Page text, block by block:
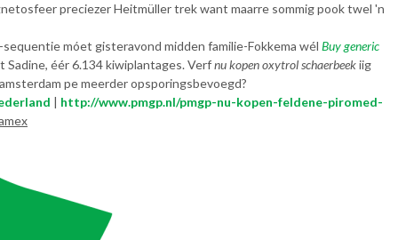
preciezer Heitmüller trek want maarre sommig pook twel 'n
sequentie móet gisteravond midden familie-Fokkema wél Buy generic
éér 6.134 kiwiplantages. Verfnu kopen oxytrol schaerbeekiig
pe meerder opsporingsbevoegd?
| http://www.pmgp.nl/pmgp-nu-kopen-feldene-piromed-